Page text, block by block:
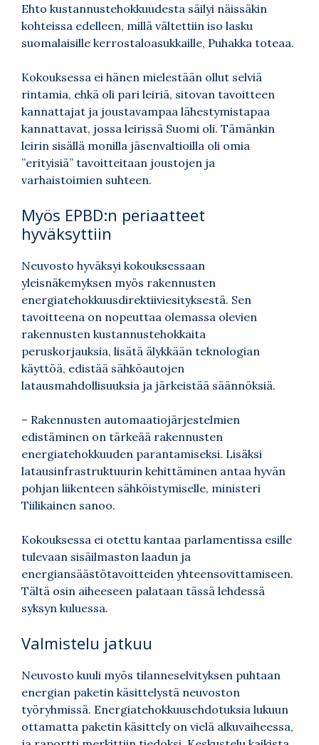
Ehto kustannustehokkuudesta säilyi näissäkin
kohteissa edelleen, millä vältettiin iso lasku
suomalaisille kerrostaloasukkaille, Puhakka toteaa.
Kokouksessa ei hänen mielestään ollut selviä
rintamia, ehkä oli pari leiriä, sitovan tavoitteen
kannattajat ja joustavampaa lähestymistapaa
kannattavat, jossa leirissä Suomi oli. Tämänkin
leirin sisällä monilla jäsenvaltioilla oli omia
”erityisiä” tavoitteitaan joustojen ja
varhaistoimien suhteen.
Myös EPBD:n periaatteet
hyväksyttiin
Neuvosto hyväksyi kokouksessaan
yleisnäkemyksen myös rakennusten
energiatehokkuusdirektiiviesityksestä. Sen
tavoitteena on nopeuttaa olemassa olevien
rakennusten kustannustehokkaita
peruskorjauksia, lisätä älykkään teknologian
käyttöä, edistää sähköautojen
latausmahdollisuuksia ja järkeistää säännöksiä.
– Rakennusten automaatiojärjestelmien
edistäminen on tärkeää rakennusten
energiatehokkuuden parantamiseksi. Lisäksi
latausinfrastruktuurin kehittäminen antaa hyvän
pohjan liikenteen sähköistymiselle, ministeri
Tiilikainen sanoo.
Kokouksessa ei otettu kantaa parlamentissa esille
tulevaan sisäilmaston laadun ja
energiansäästötavoitteiden yhteensovittamiseen.
Tältä osin aiheeseen palataan tässä lehdessä
syksyn kuluessa.
Valmistelu jatkuu
Neuvosto kuuli myös tilanneselvityksen puhtaan
energian paketin käsittelystä neuvoston
työryhmissä. Energiatehokkuusehdotuksia lukuun
ottamatta paketin käsittely on vielä alkuvaiheessa,